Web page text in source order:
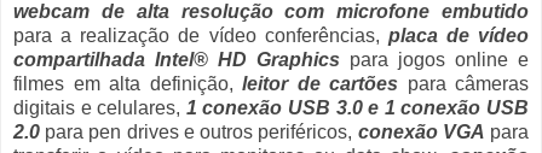
webcam de alta resolução com microfone embutido
para a realização de vídeo conferências, placa de vídeo
compartilhada Intel® HD Graphics para jogos online e
filmes em alta definição, leitor de cartões para câmeras
digitais e celulares, 1 conexão USB 3.0 e 1 conexão USB
2.0 para pen drives e outros periféricos, conexão VGA para